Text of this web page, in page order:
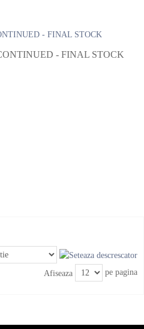
- FINAL STOCK
Afiseaza
pe pagina